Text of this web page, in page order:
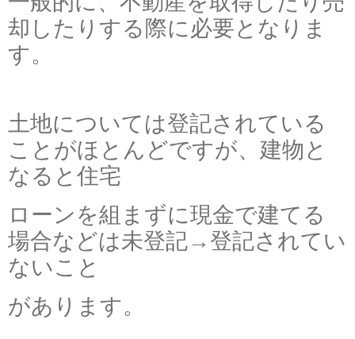
却したりする際に必要となりま
す。
土地については登記されている
ことがほとんどですが、建物と
なると住宅
ローンを組まずに現金で建てる
場合などは未登記→登記されてい
ないこと
があります。